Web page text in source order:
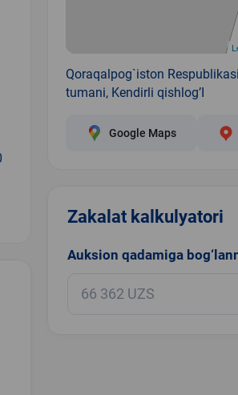
Qoraqalpog`iston
tumani, Kendirli qishlog’I
Google Maps
Zakalat kalkulyatori
Auksion qadamiga